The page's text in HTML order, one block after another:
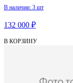
В наличии: 3 шт
132 000 ₽
В КОРЗИНУ